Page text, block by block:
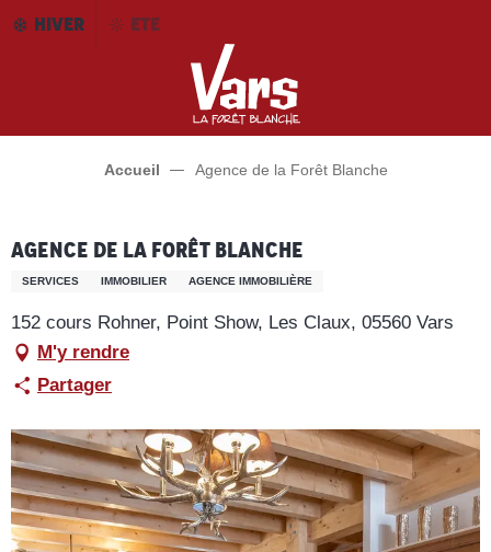
AllerHIVER ETE
Accueil Agence de la Forêt Blanche
Agence de la Forêt Blanche
SERVICES IMMOBILIER AGENCE IMMOBILIÈRE
152 cours Rohner, Point Show, Les Claux, 05560 Vars
M'y rendre
Partager